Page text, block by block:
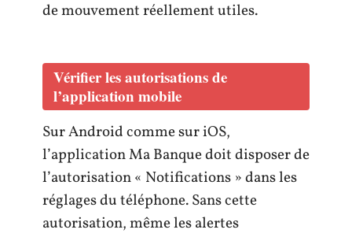
de mouvement réellement utiles.
Vérifier les autorisations de
l’application mobile
Sur Android comme sur iOS,
l’application Ma Banque doit disposer de
l’autorisation « Notifications » dans les
réglages du téléphone. Sans cette
autorisation, même les alertes